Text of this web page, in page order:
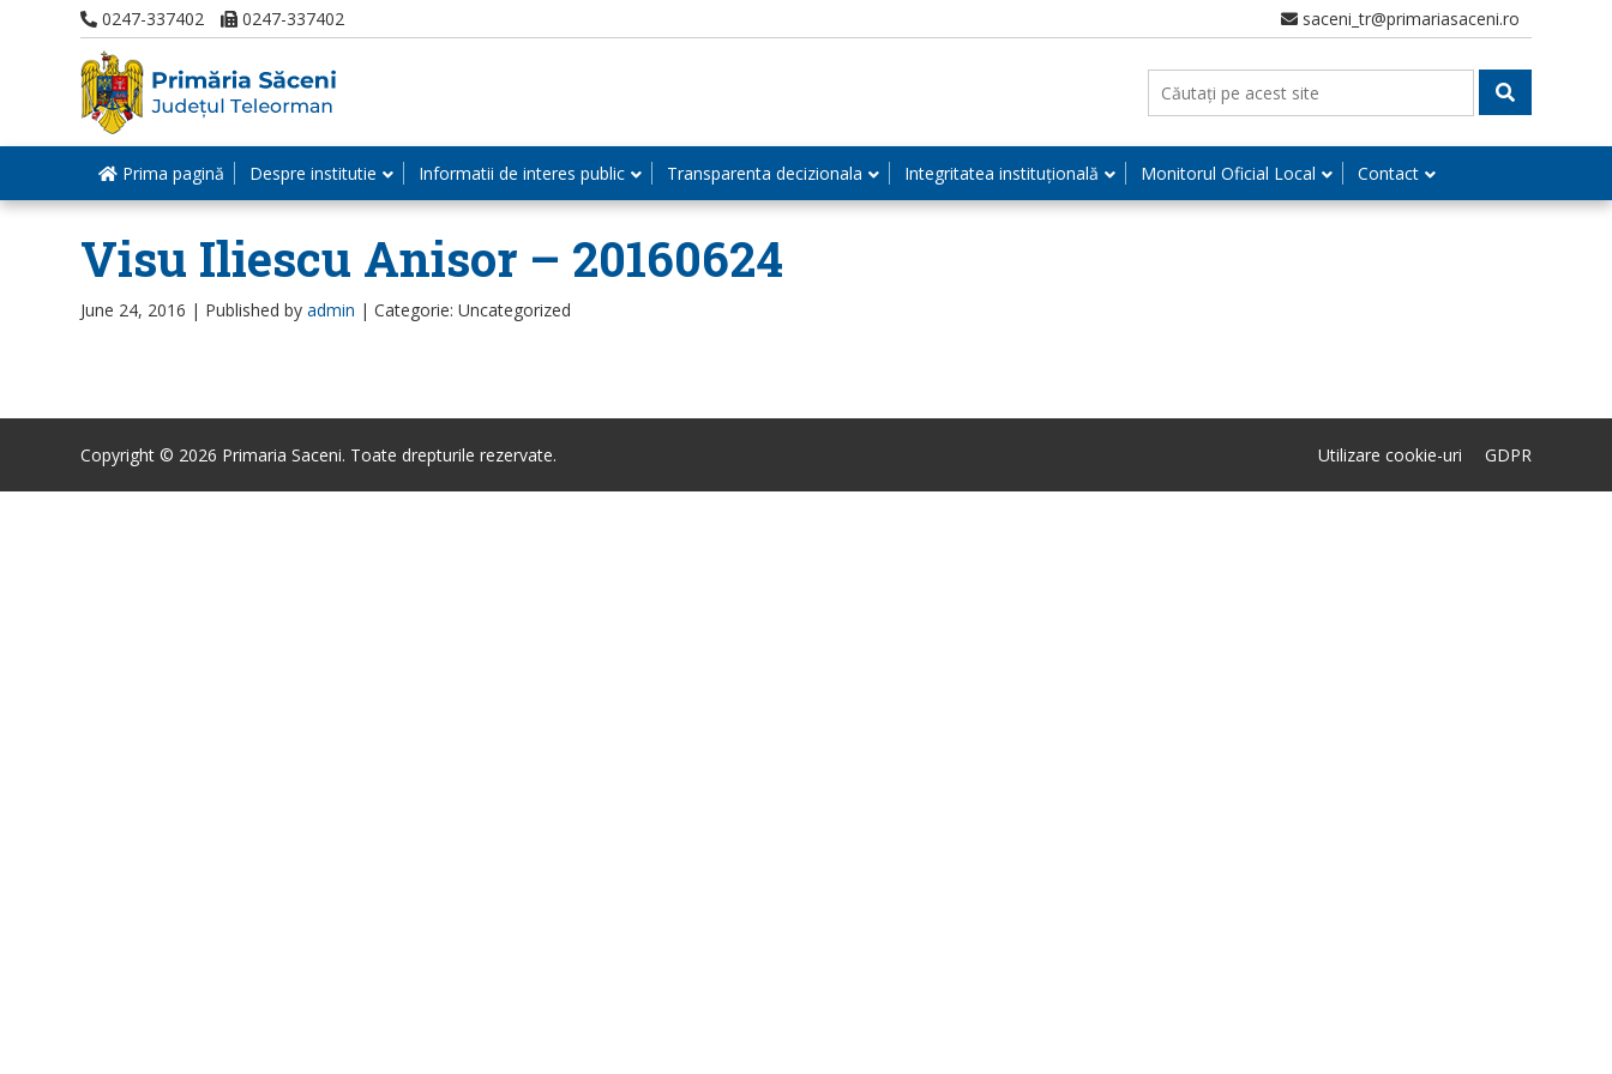
0247-337402 0247-337402 saceni_tr@primariasaceni.ro
Prima pagină Despre institutie Informatii de interes public Transparenta decizionala Integritatea instituțională Monitorul Oficial Local Contact
Visu Iliescu Anisor – 20160624
June 24, 2016 | Published by admin | Categorie: Uncategorized
Copyright © 2026 Primaria Saceni. Toate drepturile rezervate. Utilizare cookie-uri GDPR